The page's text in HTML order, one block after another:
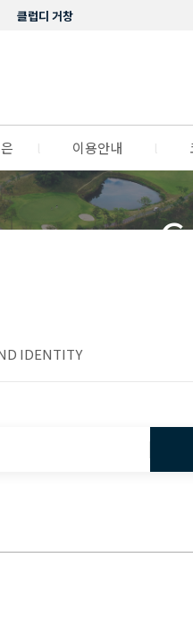
클럽디 거창
이용안내
IDENTITY